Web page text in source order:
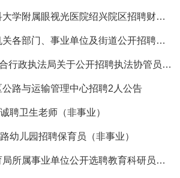
2026关于温州医科大学附属眼视光医院绍兴院区招聘财务部收费人员
2026宁波高新区机关各部门、事业单位及街道公开招聘编外人员的30
2026.8.6瑞安市综合行政执法局关于公开招聘执法协管员的1人公
路与运输管理中心招聘2人公告
聘卫生老师（非事业）
幼儿园招聘保育员（非事业）
2026年嘉兴市教育局所属事业单位公开选聘教育科研员初审情况及